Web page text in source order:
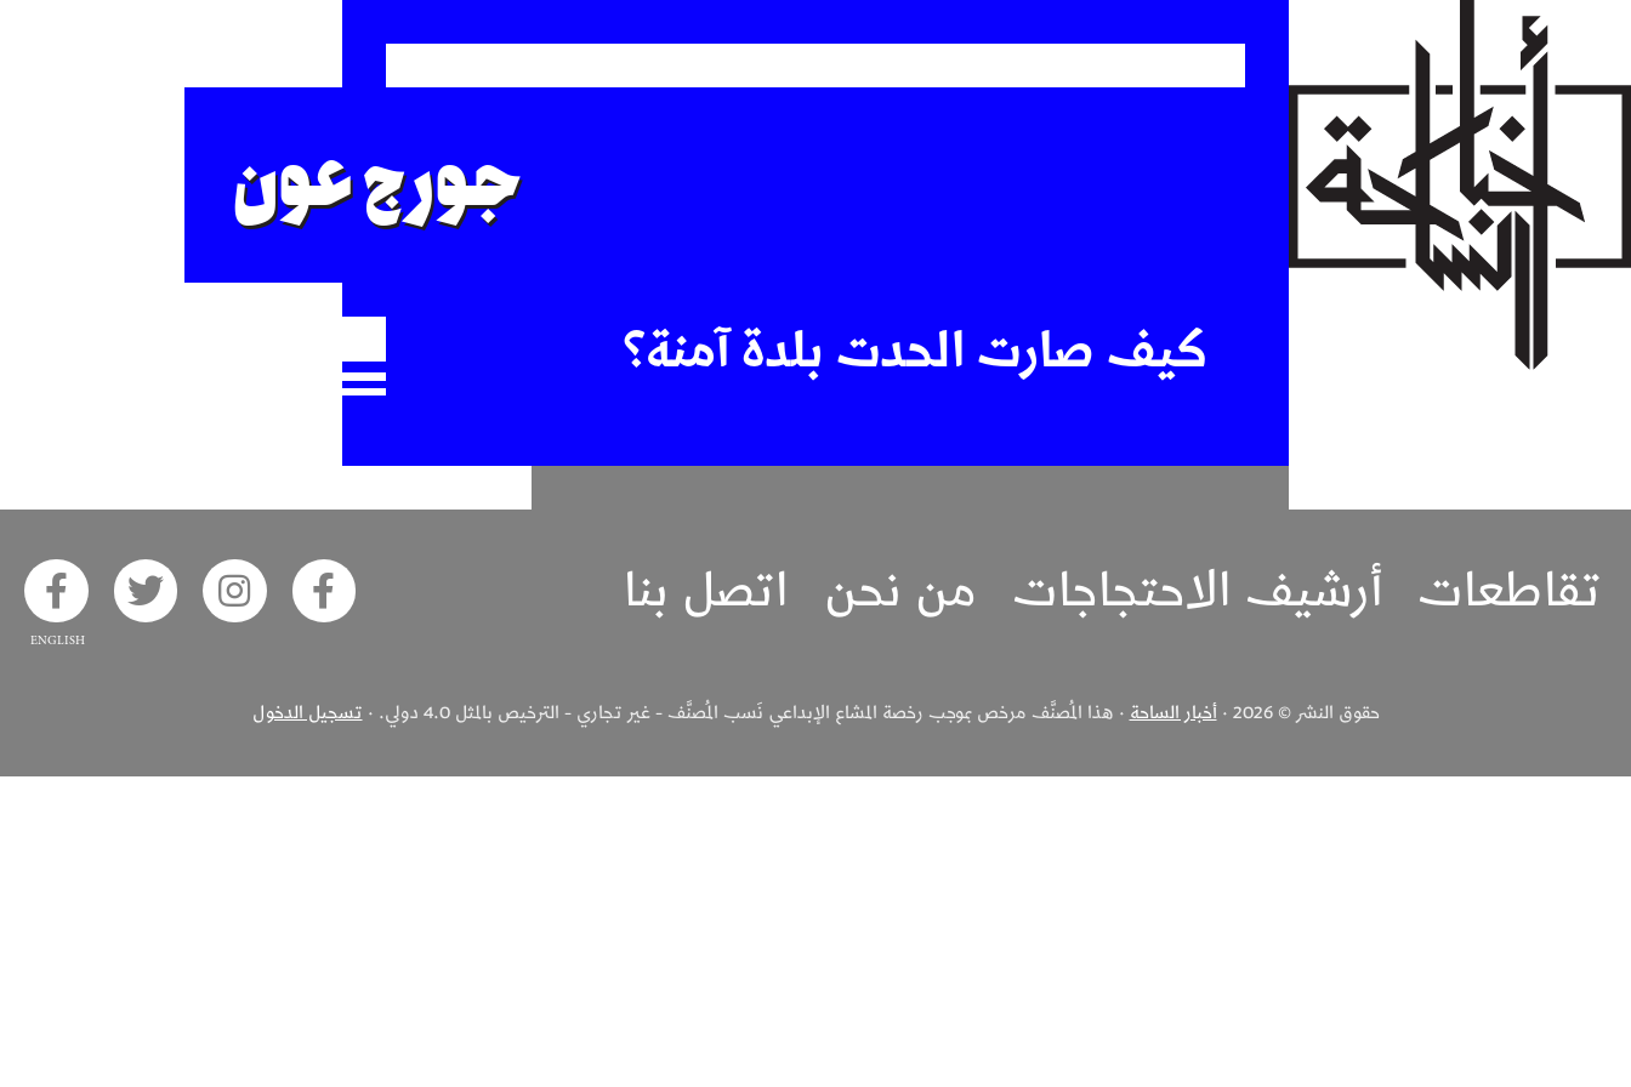
جورج عون
كيف صارت الحدت بلدة آمنة؟
تقاطعات أرشيف الاحتجاجات من نحن اتصل بنا Akhbar Alsaha on Facebook
on Instagram
on Twitter
حقوق النشر © 2026 · أخبار الساحة · هذا المُصنَّف مرخص بموجب رخصة المشاع الإبداعي نَسب المُصنَّف - غير تجاري - الترخيص بالمثل 4.0 دولي. · تسجيل الدخول